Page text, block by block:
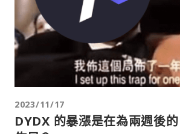
2023/11/17
DYDX 的暴漲是在為兩週後